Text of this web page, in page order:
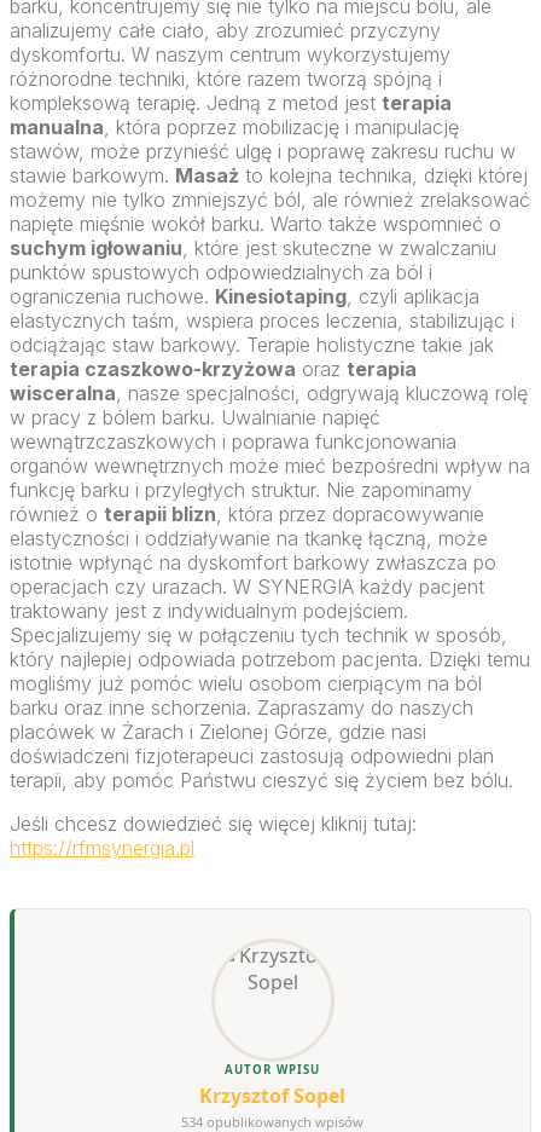
barku, koncentrujemy się nie tylko na miejscu bólu, ale
analizujemy całe ciało, aby zrozumieć przyczyny
dyskomfortu. W naszym centrum wykorzystujemy
różnorodne techniki, które razem tworzą spójną i
kompleksową terapię. Jedną z metod jest terapia
manualna, która poprzez mobilizację i manipulację
stawów, może przynieść ulgę i poprawę zakresu ruchu w
stawie barkowym. Masaż to kolejna technika, dzięki której
możemy nie tylko zmniejszyć ból, ale również zrelaksować
napięte mięśnie wokół barku. Warto także wspomnieć o
suchym igłowaniu, które jest skuteczne w zwalczaniu
punktów spustowych odpowiedzialnych za ból i
ograniczenia ruchowe. Kinesiotaping, czyli aplikacja
elastycznych taśm, wspiera proces leczenia, stabilizując i
odciążając staw barkowy. Terapie holistyczne takie jak
terapia czaszkowo-krzyżowa oraz terapia
wisceralna, nasze specjalności, odgrywają kluczową rolę
w pracy z bólem barku. Uwalnianie napięć
wewnątrzczaszkowych i poprawa funkcjonowania
organów wewnętrznych może mieć bezpośredni wpływ na
funkcję barku i przyległych struktur. Nie zapominamy
również o terapii blizn, która przez dopracowywanie
elastyczności i oddziaływanie na tkankę łączną, może
istotnie wpłynąć na dyskomfort barkowy zwłaszcza po
operacjach czy urazach. W SYNERGIA każdy pacjent
traktowany jest z indywidualnym podejściem.
Specjalizujemy się w połączeniu tych technik w sposób,
który najlepiej odpowiada potrzebom pacjenta. Dzięki temu
mogliśmy już pomóc wielu osobom cierpiącym na ból
barku oraz inne schorzenia. Zapraszamy do naszych
placówek w Żarach i Zielonej Górze, gdzie nasi
doświadczeni fizjoterapeuci zastosują odpowiedni plan
terapii, aby pomóc Państwu cieszyć się życiem bez bólu.
Jeśli chcesz dowiedzieć się więcej kliknij tutaj:
https://rfmsynergia.pl
AUTOR WPISU
Krzysztof Sopel
534 opublikowanych wpisów